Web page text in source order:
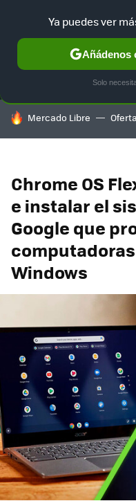
MENÚ
GAMING
HOY SE HABLA DE
Mercado Libre Oferta
Chrome OS
e instalar el
Google que
Windows
Ya puedes ver
Añádenos
Solo